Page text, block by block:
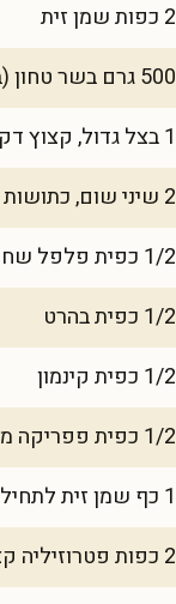
2 כפות שמן זית
500 גרם בשר טחון (בקר או עוף, תלוי במה שאתם אוהבים)
1 בצל גדול, קצוץ דק
2 שיני שום, כתושות
1/2 כפית פלפל שחור
1/2 כפית בהרט
1/2 כפית קינמון
1/2 כפית פפריקה מתוקה
1 כף שמן זית לתחילת הטיגון
2 כפות פטרוזיליה קצוצה